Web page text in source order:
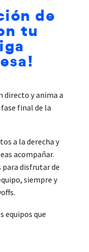
de
tu
directo y anima a
final de la
a la derecha y
acompañar.
para disfrutar de
siempre y
equipos que